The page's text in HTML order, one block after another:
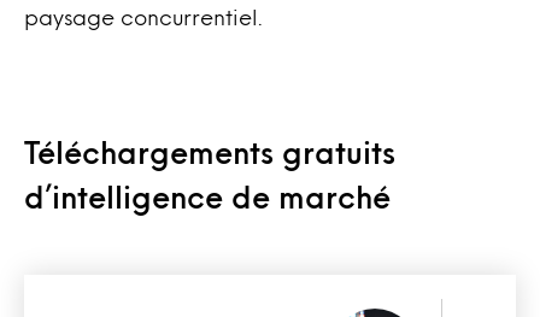
paysage concurrentiel.
Téléchargements gratuits
d’intelligence de marché